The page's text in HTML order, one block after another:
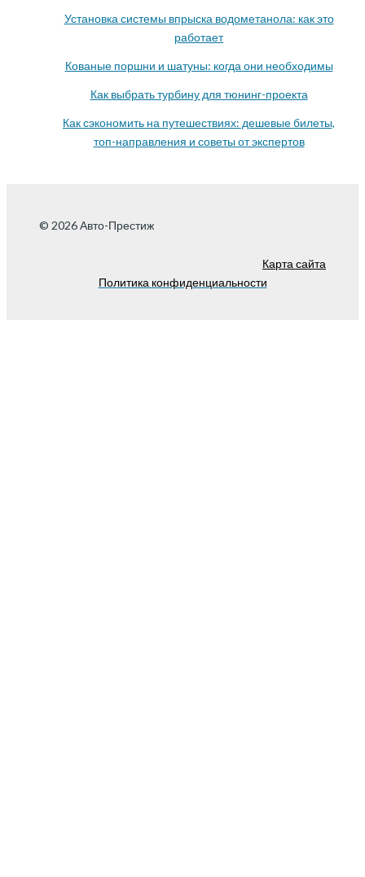
Установка системы впрыска водометанола: как это
работает
Кованые поршни и шатуны: когда они необходимы
Как выбрать турбину для тюнинг-проекта
Как сэкономить на путешествиях: дешевые билеты,
топ-направления и советы от экспертов
© 2026 Авто-Престиж
Карта сайта
Политика конфиденциальности